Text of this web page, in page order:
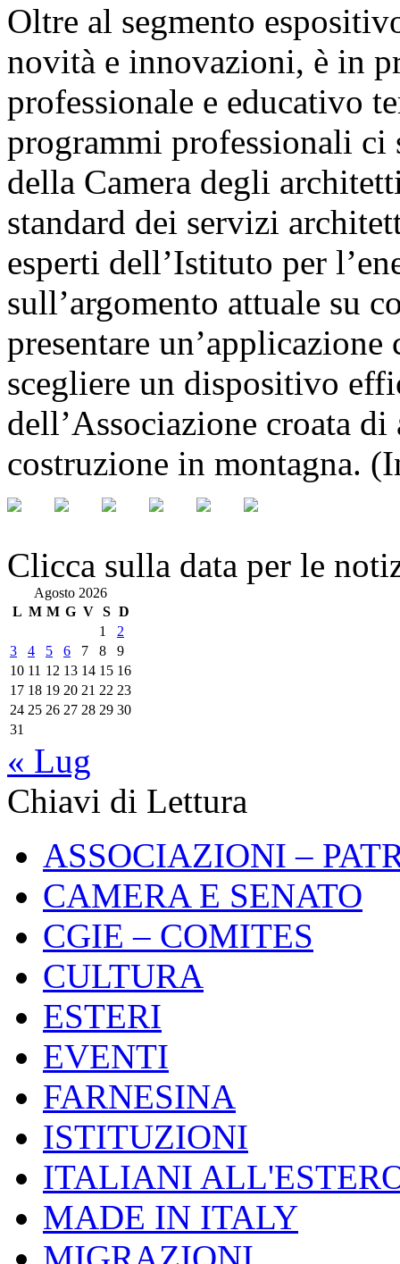
Oltre al segmento
novità e innovazioni, è in
professionale e educativo
programmi professionali
della Camera degli
standard dei servizi
esperti dell’Istituto per
sull’argomento attuale su
presentare
scegliere un dispositivo
dell’Associazione croata
costruzione in montagna.
Clicca sulla data per le
Agosto 2026
L M M G V S D
1
2
3
4 5 6 7 8
9
10 11 12 13 14 15 16
17 18 19 20 21 22 23
24 25 26 27 28 29 30
31
« Lug
Chiavi di Lettura
ASSOCIAZIONI –
CAMERA E SENATO
CGIE – COMITES
CULTURA
ESTERI
EVENTI
FARNESINA
ISTITUZIONI
ITALIANI
MADE IN ITALY